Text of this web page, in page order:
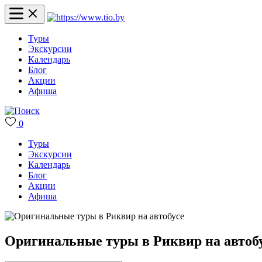
Туры
Экскурсии
Календарь
Блог
Акции
Афиша
0
Туры
Экскурсии
Календарь
Блог
Акции
Афиша
Оригинальные туры в Риквир на